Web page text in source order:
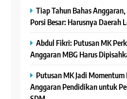
Tiap Tahun Bahas
Porsi Besar: Harusnya Daerah
Abdul Fikri: Putusan MK
Anggaran MBG Harus
Putusan MK Jadi
Anggaran Pendidikan untuk